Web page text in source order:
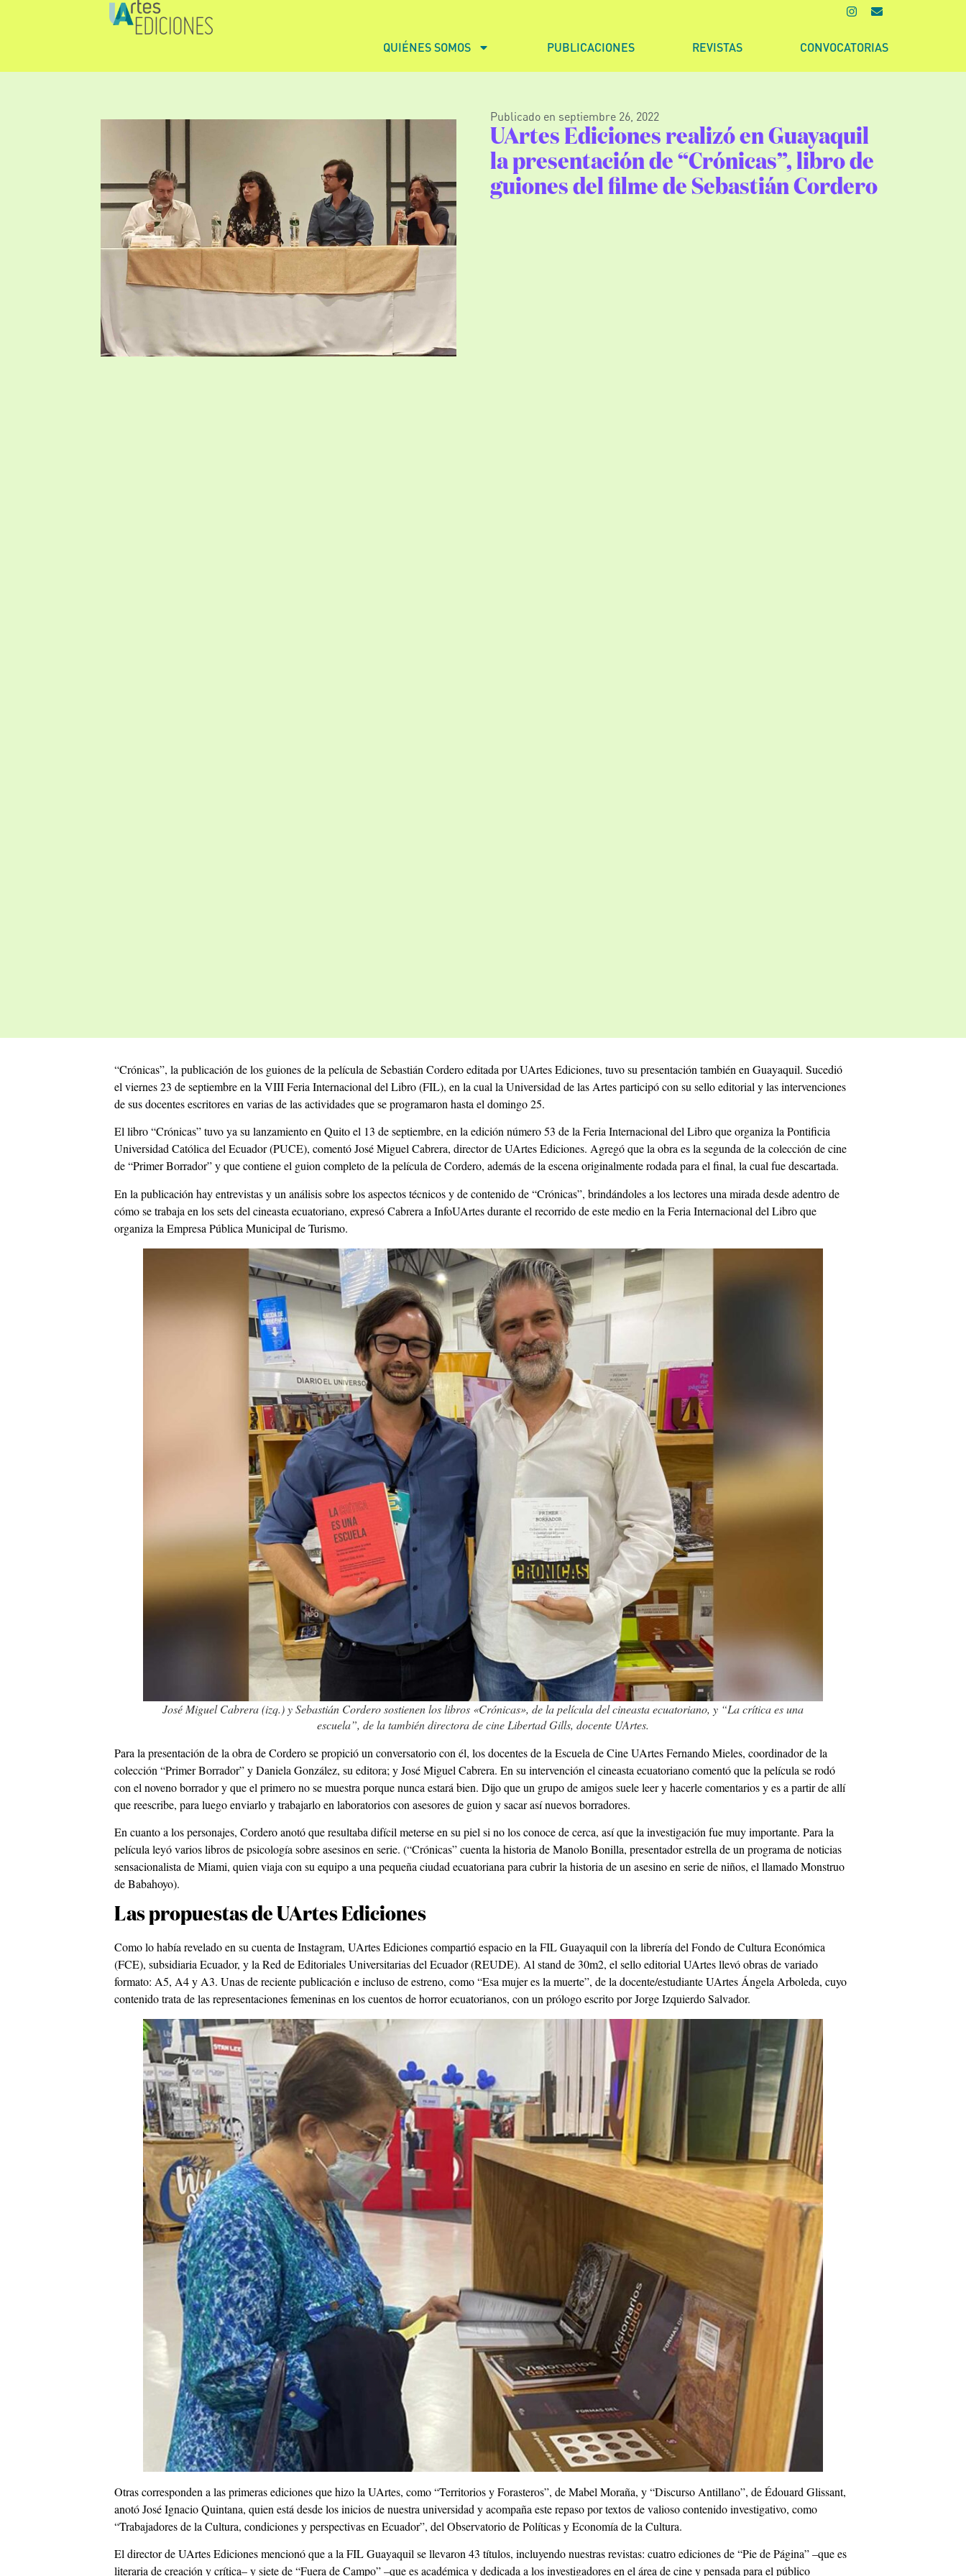
QUIÉNES SOMOS PUBLICACIONES REVISTAS CONVOCATORIAS
Publicado en septiembre 26, 2022
UArtes Ediciones realizó en Guayaquil
la presentación de “Crónicas”, libro de
guiones del filme de Sebastián Cordero
“Crónicas”, la publicación de los guiones de la película de Sebastián Cordero editada por UArtes Ediciones, tuvo su presentación también en Guayaquil. Sucedió
el viernes 23 de septiembre en la VIII Feria Internacional del Libro (FIL), en la cual la Universidad de las Artes participó con su sello editorial y las intervenciones
de sus docentes escritores en varias de las actividades que se programaron hasta el domingo 25.
El libro “Crónicas” tuvo ya su lanzamiento en Quito el 13 de septiembre, en la edición número 53 de la Feria Internacional del Libro que organiza la Pontificia
Universidad Católica del Ecuador (PUCE), comentó José Miguel Cabrera, director de UArtes Ediciones. Agregó que la obra es la segunda de la colección de cine
de “Primer Borrador” y que contiene el guion completo de la película de Cordero, además de la escena originalmente rodada para el final, la cual fue descartada.
En la publicación hay entrevistas y un análisis sobre los aspectos técnicos y de contenido de “Crónicas”, brindándoles a los lectores una mirada desde adentro de
cómo se trabaja en los sets del cineasta ecuatoriano, expresó Cabrera a InfoUArtes durante el recorrido de este medio en la Feria Internacional del Libro que
organiza la Empresa Pública Municipal de Turismo.
José Miguel Cabrera (izq.) y Sebastián Cordero sostienen los libros «Crónicas», de la película del cineasta ecuatoriano, y “La crítica es una
escuela”, de la también directora de cine Libertad Gills, docente UArtes.
Para la presentación de la obra de Cordero se propició un conversatorio con él, los docentes de la Escuela de Cine UArtes Fernando Mieles, coordinador de la
colección “Primer Borrador” y Daniela González, su editora; y José Miguel Cabrera. En su intervención el cineasta ecuatoriano comentó que la película se rodó
con el noveno borrador y que el primero no se muestra porque nunca estará bien. Dijo que un grupo de amigos suele leer y hacerle comentarios y es a partir de allí
que reescribe, para luego enviarlo y trabajarlo en laboratorios con asesores de guion y sacar así nuevos borradores.
En cuanto a los personajes, Cordero anotó que resultaba difícil meterse en su piel si no los conoce de cerca, así que la investigación fue muy importante. Para la
película leyó varios libros de psicología sobre asesinos en serie. (“Crónicas” cuenta la historia de Manolo Bonilla, presentador estrella de un programa de noticias
sensacionalista de Miami, quien viaja con su equipo a una pequeña ciudad ecuatoriana para cubrir la historia de un asesino en serie de niños, el llamado Monstruo
de Babahoyo).
Las propuestas de UArtes Ediciones
Como lo había revelado en su cuenta de Instagram, UArtes Ediciones compartió espacio en la FIL Guayaquil con la librería del Fondo de Cultura Económica
(FCE), subsidiaria Ecuador, y la Red de Editoriales Universitarias del Ecuador (REUDE). Al stand de 30m2, el sello editorial UArtes llevó obras de variado
formato: A5, A4 y A3. Unas de reciente publicación e incluso de estreno, como “Esa mujer es la muerte”, de la docente/estudiante UArtes Ángela Arboleda, cuyo
contenido trata de las representaciones femeninas en los cuentos de horror ecuatorianos, con un prólogo escrito por Jorge Izquierdo Salvador.
Otras corresponden a las primeras ediciones que hizo la UArtes, como “Territorios y Forasteros”, de Mabel Moraña, y “Discurso Antillano”, de Édouard Glissant,
anotó José Ignacio Quintana, quien está desde los inicios de nuestra universidad y acompaña este repaso por textos de valioso contenido investigativo, como
“Trabajadores de la Cultura, condiciones y perspectivas en Ecuador”, del Observatorio de Políticas y Economía de la Cultura.
El director de UArtes Ediciones mencionó que a la FIL Guayaquil se llevaron 43 títulos, incluyendo nuestras revistas: cuatro ediciones de “Pie de Página” –que es
literaria de creación y crítica– y siete de “Fuera de Campo” –que es académica y dedicada a los investigadores en el área de cine y pensada para el público